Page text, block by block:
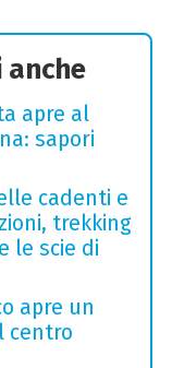
apre al
sapori
cadenti e
trekking
le scie di
apre un
centro